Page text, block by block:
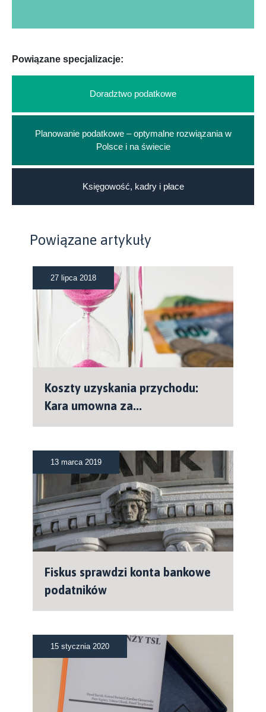
Powiązane specjalizacje:
Doradztwo podatkowe
Planowanie podatkowe – optymalne rozwiązania w
Polsce i na świecie
Księgowość, kadry i płace
Powiązane artykuły
27 lipca 2018
Koszty uzyskania przychodu:
Kara umowna za...
13 marca 2019
Fiskus sprawdzi konta bankowe
podatników
15 stycznia 2020